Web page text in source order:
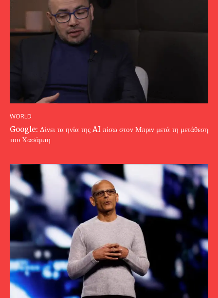
WORLD
Google: Δίνει τα ηνία της AI πίσω στον Μπριν μετά τη μετάθεση
του Χασάμπη